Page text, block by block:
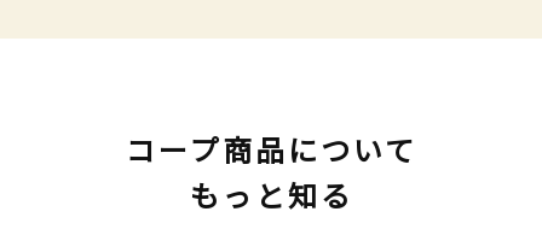
コープ商品について
もっと知る